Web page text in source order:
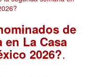
de
en La Casa
2026?.